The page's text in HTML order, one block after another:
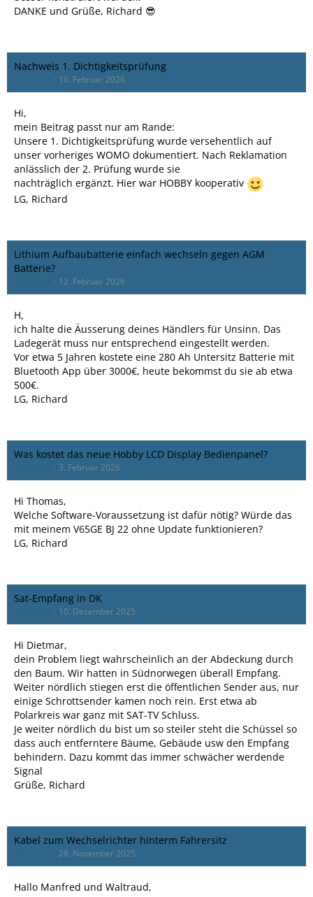
DANKE und Grüße, Richard 😎
Nachweis 1. Dichtigkeitsprüfung
16. Februar 2026
Hi,
mein Beitrag passt nur am Rande:
Unsere 1. Dichtigkeitsprüfung wurde versehentlich auf
unser vorheriges WOMO dokumentiert. Nach Reklamation
anlässlich der 2. Prüfung wurde sie
nachträglich ergänzt. Hier war HOBBY kooperativ
LG, Richard
Lithium Aufbaubatterie einfach wechseln gegen AGM
Batterie?
12. Februar 2026
H,
ich halte die Äusserung deines Händlers für Unsinn. Das
Ladegerät muss nur entsprechend eingestellt werden.
Vor etwa 5 Jahren kostete eine 280 Ah Untersitz Batterie mit
Bluetooth App über 3000€, heute bekommst du sie ab etwa
500€.
LG, Richard
Was kostet das neue Hobby LCD Display Bedienpanel?
3. Februar 2026
Hi Thomas,
Welche Software-Voraussetzung ist dafür nötig? Würde das
mit meinem V65GE BJ 22 ohne Update funktionieren?
LG, Richard
Sat-Empfang in DK
10. Dezember 2025
Hi Dietmar,
dein Problem liegt wahrscheinlich an der Abdeckung durch
den Baum. Wir hatten in Südnorwegen überall Empfang.
Weiter nördlich stiegen erst die öffentlichen Sender aus, nur
einige Schrottsender kamen noch rein. Erst etwa ab
Polarkreis war ganz mit SAT-TV Schluss.
Je weiter nördlich du bist um so steiler steht die Schüssel so
dass auch entferntere Bäume, Gebäude usw den Empfang
behindern. Dazu kommt das immer schwächer werdende
Signal
Grüße, Richard
Kabel zum Wechselrichter hinterm Fahrersitz
28. November 2025
Hallo Manfred und Waltraud,